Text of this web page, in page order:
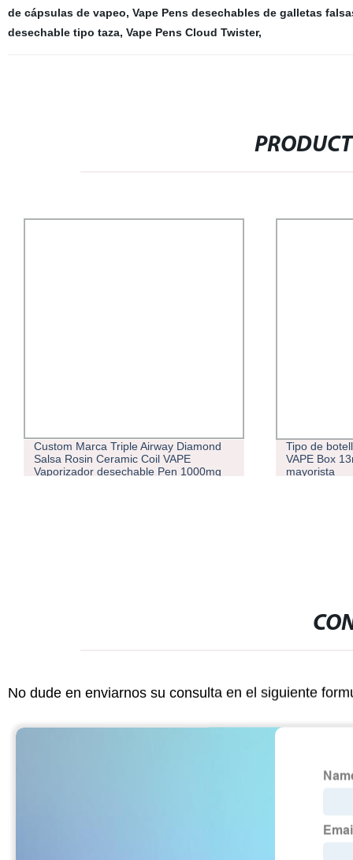
de cápsulas de vapeo, Vape Pens desechables de galletas
desechable tipo taza, Vape Pens Cloud Twister,
Custom Marca Triple Airway Diamond
Salsa Rosin Ceramic Coil VAPE
Vaporizador desechable Pen 1000mg
Tipo de
VAPE Box
mayorista
No dude en enviarnos su consulta en el siguiente